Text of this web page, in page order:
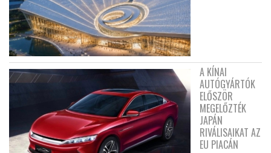
A KÍNAI
AUTÓGYÁRTÓK
ELŐSZÖR
MEGELŐZTÉK
JAPÁN
RIVÁLISAIKAT AZ
EU PIACÁN